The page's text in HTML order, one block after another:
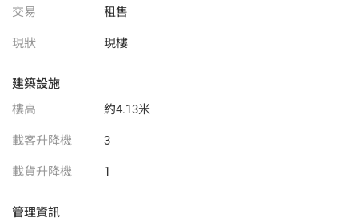
交易
租售
現狀 現樓
建築設施
樓高
約4.13米
載客升降機 3
載貨升降機 1
管理資訊